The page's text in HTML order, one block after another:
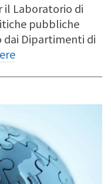
il Laboratorio di
pubbliche
dai Dipartimenti di